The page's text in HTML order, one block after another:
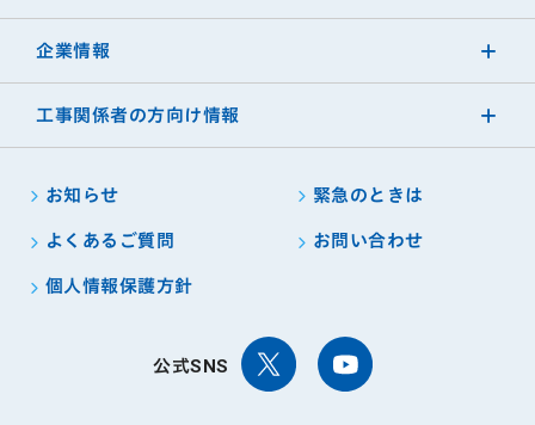
企業情報
工事関係者の方向け情報
お知らせ 緊急のときは
よくあるご質問 お問い合わせ
個人情報保護方針
公式SNS